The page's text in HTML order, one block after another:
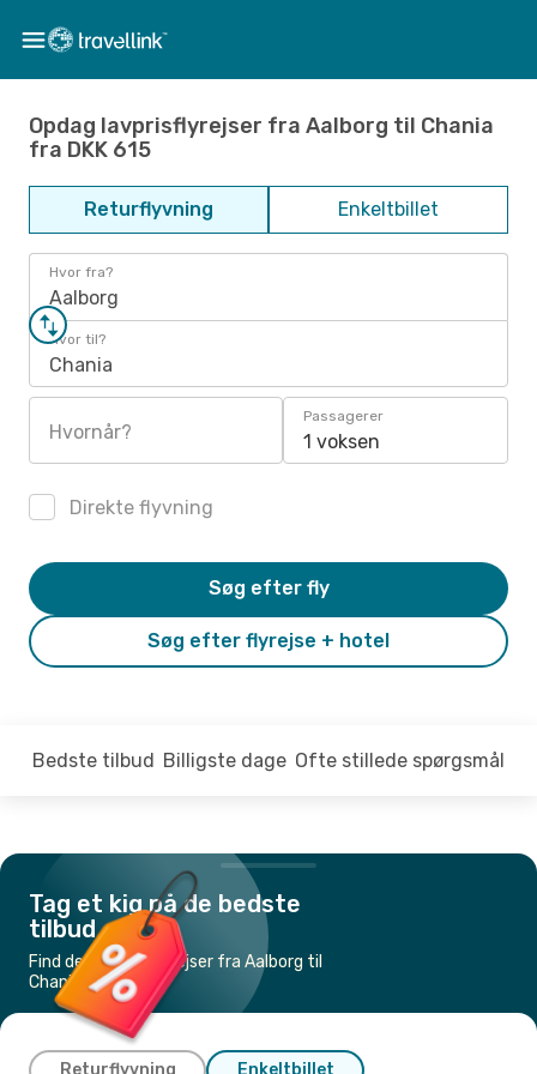
Opdag lavprisflyrejser fra Aalborg til Chania
fra DKK 615
Returflyvning Enkeltbillet
Hvor fra?
Aalborg
Hvor til?
Chania
Hvornår?
Passagerer
1 voksen
Direkte flyvning
Søg efter flyrejse + hotel
Søg efter fly
Bedste tilbud Billigste dage Ofte stillede spørgsmål
Tag et kig på de bedste
tilbud
Find de billigste flyrejser fra Aalborg til
Chania
Returflyvning Enkeltbillet